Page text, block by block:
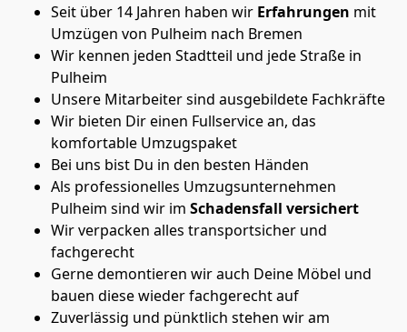
Seit über 14 Jahren haben wir Erfahrungen mit
Umzügen von Pulheim nach Bremen
Wir kennen jeden Stadtteil und jede Straße in
Pulheim
Unsere Mitarbeiter sind ausgebildete Fachkräfte
Wir bieten Dir einen Fullservice an, das
komfortable Umzugspaket
Bei uns bist Du in den besten Händen
Als professionelles Umzugsunternehmen
Pulheim sind wir im Schadensfall versichert
Wir verpacken alles transportsicher und
fachgerecht
Gerne demontieren wir auch Deine Möbel und
bauen diese wieder fachgerecht auf
Zuverlässig und pünktlich stehen wir am